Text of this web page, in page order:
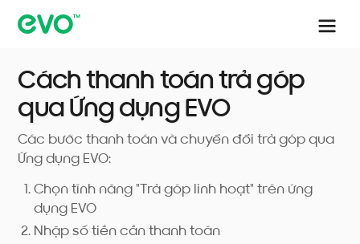
Cách thanh toán trả góp
qua Ứng dụng EVO
Các bước thanh toán và chuyển đổi trả góp qua
Ứng dụng EVO:
Chọn tính năng "Trả góp linh hoạt" trên ứng
dụng EVO
Nhập số tiền cần thanh toán